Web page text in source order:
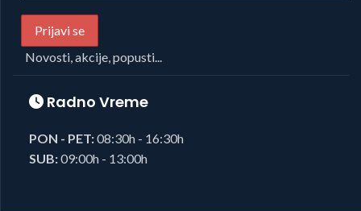
Novosti, akcije, popusti...
Radno Vreme
PON - PET:08:30h - 16:30h
SUB:09:00h - 13:00h